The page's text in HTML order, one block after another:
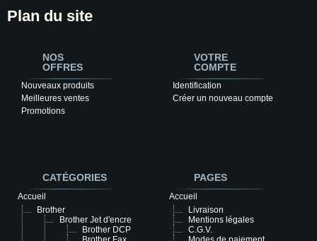
Plan du site
NOS
OFFRES
Nouveaux produits
Meilleures ventes
Promotions
VOTRE
COMPTE
Identification
Créer un nouveau compte
CATÉGORIES
Accueil
Brother
Brother Jet d'encre
Brother DCP
PAGES
Accueil
Livraison
Mentions légales
C.G.V.